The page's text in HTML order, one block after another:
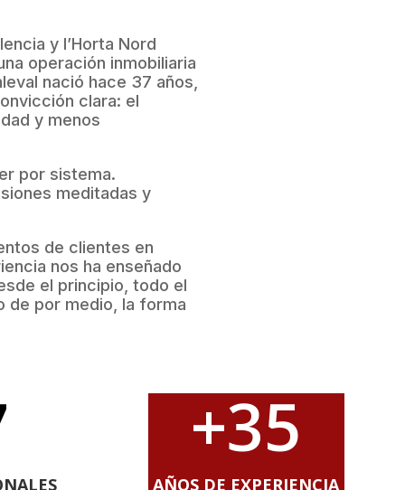
y l’Horta Nord
operación inmobiliaria
nació hace 37 años,
clara: el
y menos
por sistema.
meditadas y
de clientes en
nos ha enseñado
el principio, todo el
de por medio, la forma
+35
AÑOS DE EXPERIENCIA